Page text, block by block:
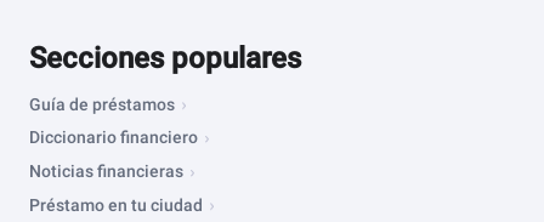
Secciones populares
Guía de préstamos
Diccionario financiero
Noticias financieras
Préstamo en tu ciudad